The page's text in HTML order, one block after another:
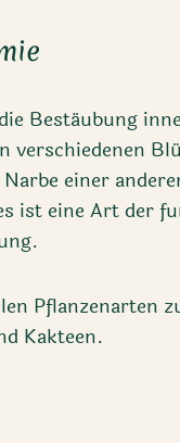
Bestäubung
verschiedenen
einer
ist eine Art der
Pflanzenarten
Kakteen.